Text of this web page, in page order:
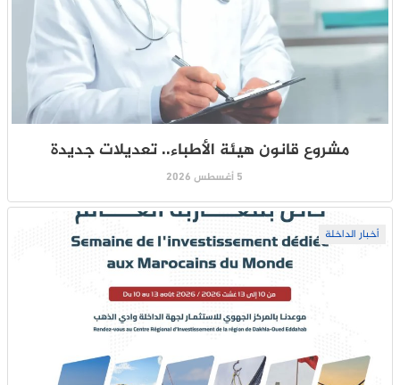
مشروع قانون هيئة الأطباء.. تعديلات جديدة
5 أغسطس 2026
أخبار الداخلة